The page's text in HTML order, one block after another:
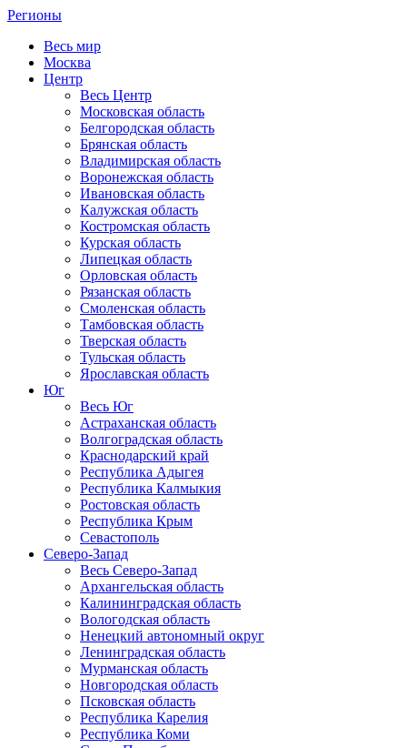
Регионы
Весь мир
Москва
Центр
Весь Центр
Московская область
Белгородская область
Брянская область
Владимирская область
Воронежская область
Ивановская область
Калужская область
Костромская область
Курская область
Липецкая область
Орловская область
Рязанская область
Смоленская область
Тамбовская область
Тверская область
Тульская область
Ярославская область
Юг
Весь Юг
Астраханская область
Волгоградская область
Краснодарский край
Республика Адыгея
Республика Калмыкия
Ростовская область
Республика Крым
Севастополь
Северо-Запад
Весь Северо-Запад
Архангельская область
Калининградская область
Вологодская область
Ненецкий автономный округ
Ленинградская область
Мурманская область
Новгородская область
Псковская область
Республика Карелия
Республика Коми